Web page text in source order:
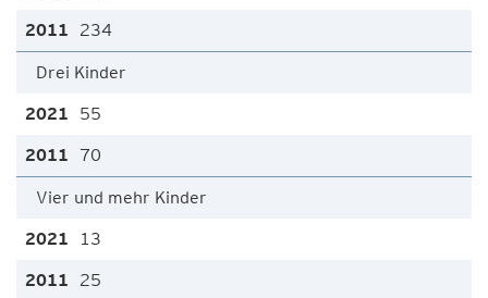
234
Drei Kinder
55
70
Vier und mehr Kinder
13
25